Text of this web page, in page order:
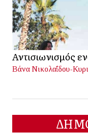
Αντισιωνισμός
Βάνα Νικολαΐδου-